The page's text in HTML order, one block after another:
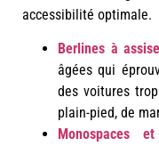
accessibilité optimale.
Berlines à
âgées qui
des voitures
plain-pied, de
Monospaces